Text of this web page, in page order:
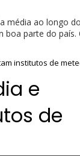
média ao longo
parte do país.
institutos de
e
de